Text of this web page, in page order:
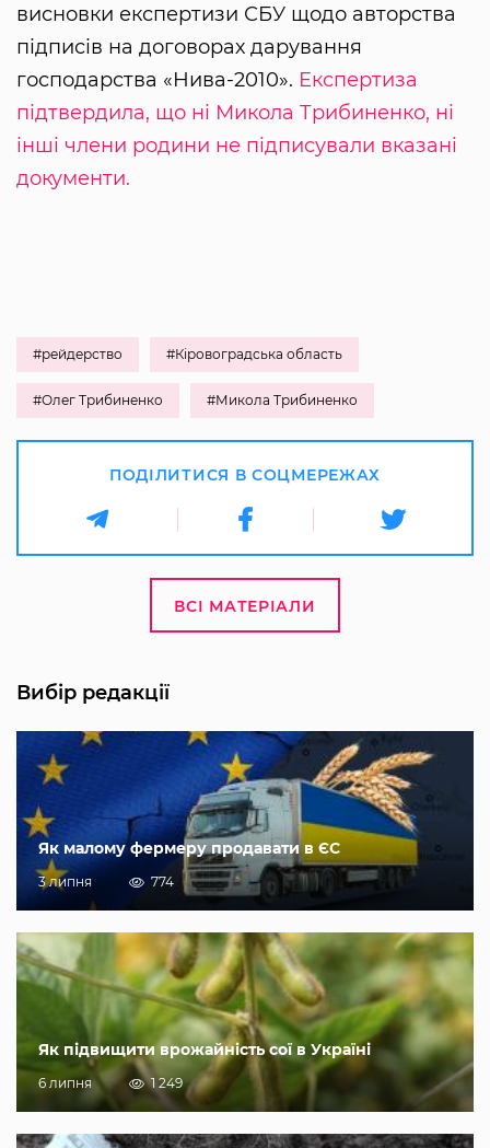
висновки експертизи СБУ щодо авторства
підписів на договорах дарування
господарства «Нива-2010». Експертиза
підтвердила, що ні Микола Трибиненко, ні
інші члени родини не підписували вказані
документи.
#рейдерство #Кіровоградська область
#Олег Трибиненко #Микола Трибиненко
ПОДІЛИТИСЯ В СОЦМЕРЕЖАХ
ВСІ МАТЕРІАЛИ
Вибір редакції
Як малому фермеру продавати в ЄС
3 липня 774
Як підвищити врожайність сої в Україні
6 липня 1 249